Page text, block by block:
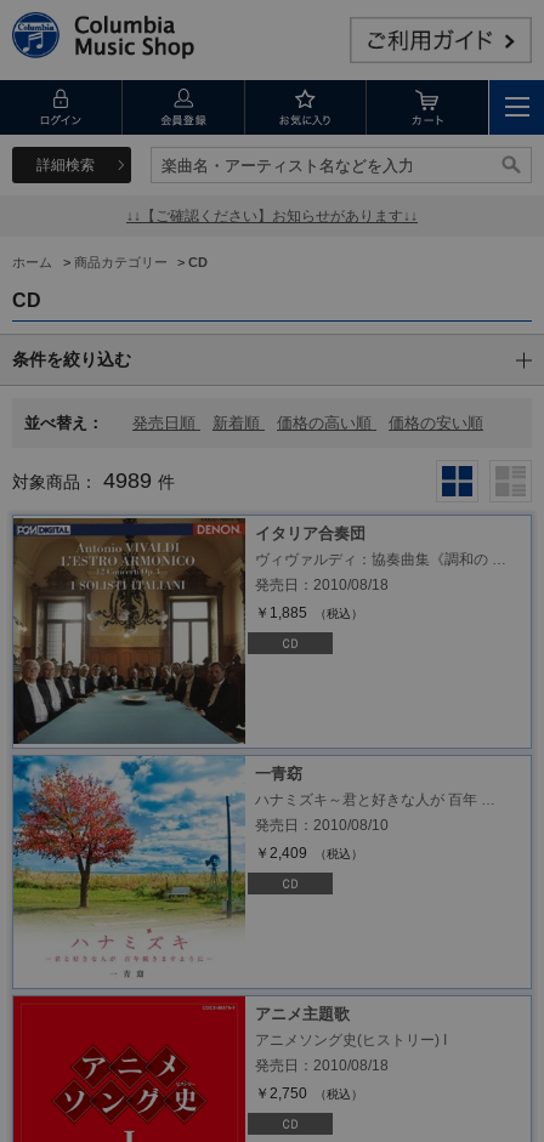
詳細検索 楽曲名・アーティスト名などを入力
楽曲名・アーティスト名などを入力
↓↓【ご確認ください】お知らせがあります↓↓
ホーム > 商品カテゴリー > CD
CD
条件を絞り込む
並べ替え： 発売日順 新着順 価格の高い順 価格の安い順
対象商品： 4989 件
イタリア合奏団
ヴィヴァルディ：協奏曲集《調和の …
発売日：2010/08/18
￥1,885
（税込）
一青窈
ハナミズキ～君と好きな人が 百年 …
発売日：2010/08/10
￥2,409
（税込）
アニメ主題歌
アニメソング史(ヒストリー) I
発売日：2010/08/18
￥2,750
（税込）